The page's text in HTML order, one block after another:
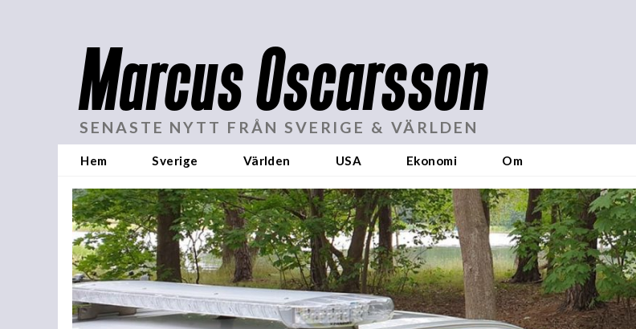
Marcus Oscarsson
SENASTE NYTT FRÅN SVERIGE & VÄRLDEN
Hem Sverige Världen USA Ekonomi Om